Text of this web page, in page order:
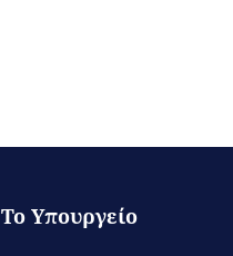
Το Υπουργείο